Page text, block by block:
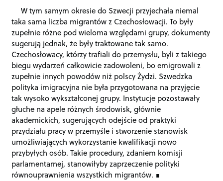
W tym samym okresie do Szwecji przyjechała niemal
taka sama liczba migrantów z Czechosłowacji. To były
zupełnie różne pod wieloma względami grupy, dokumenty
sugerują jednak, że były traktowane tak samo.
Czechosłowacy, którzy trafiali do przemysłu, byli z takiego
biegu wydarzeń całkowicie zadowoleni, bo emigrowali z
zupełnie innych powodów niż polscy Żydzi. Szwedzka
polityka imigracyjna nie była przygotowana na przyjęcie
tak wysoko wykształconej grupy. Instytucje pozostawały
głuche na apele różnych środowisk, głównie
akademickich, sugerujących odejście od praktyki
przydziału pracy w przemyśle i stworzenie stanowisk
umożliwiających wykorzystanie kwalifikacji nowo
przybyłych osób. Takie procedury, zdaniem komisji
parlamentarnej, stanowiłyby zaprzeczenie polityki
równouprawnienia wszystkich migrantów.